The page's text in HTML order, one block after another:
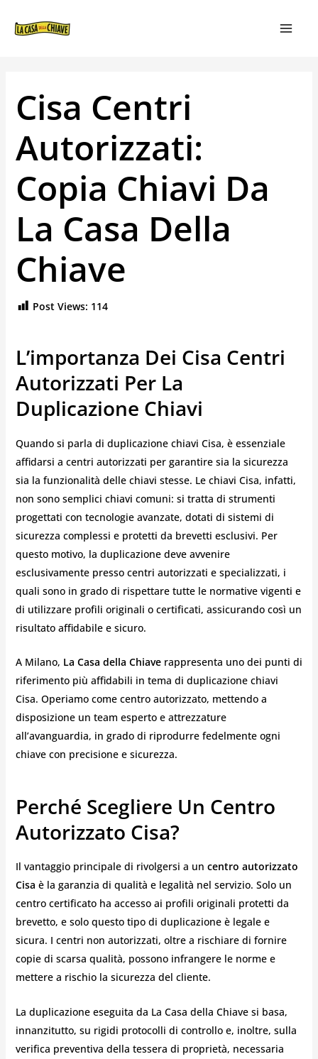
Cisa Centri
Autorizzati:
Copia Chiavi Da
La Casa Della
Chiave
Post Views: 114
L’importanza Dei Cisa Centri
Autorizzati Per La
Duplicazione Chiavi
Quando si parla di duplicazione chiavi Cisa, è essenziale
affidarsi a centri autorizzati per garantire sia la sicurezza
sia la funzionalità delle chiavi stesse. Le chiavi Cisa, infatti,
non sono semplici chiavi comuni: si tratta di strumenti
progettati con tecnologie avanzate, dotati di sistemi di
sicurezza complessi e protetti da brevetti esclusivi. Per
questo motivo, la duplicazione deve avvenire
esclusivamente presso centri autorizzati e specializzati, i
quali sono in grado di rispettare tutte le normative vigenti e
di utilizzare profili originali o certificati, assicurando così un
risultato affidabile e sicuro.
A Milano, La Casa della Chiaverappresenta uno dei punti di
riferimento più affidabili in tema di duplicazione chiavi
Cisa. Operiamo come centro autorizzato, mettendo a
disposizione un team esperto e attrezzature
all’avanguardia, in grado di riprodurre fedelmente ogni
chiave con precisione e sicurezza.
Perché Scegliere Un Centro
Autorizzato Cisa?
Il vantaggio principale di rivolgersi a un centro autorizzato
Cisa è la garanzia di qualità e legalità nel servizio. Solo un
centro certificato ha accesso ai profili originali protetti da
brevetto, e solo questo tipo di duplicazione è legale e
sicura. I centri non autorizzati, oltre a rischiare di fornire
copie di scarsa qualità, possono infrangere le norme e
mettere a rischio la sicurezza del cliente.
La duplicazione eseguita da La Casa della Chiave si basa,
innanzitutto, su rigidi protocolli di controllo e, inoltre, sulla
verifica preventiva della tessera di proprietà, necessaria
ARTICOLI